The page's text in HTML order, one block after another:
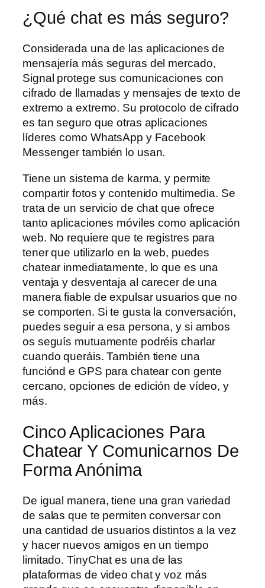
¿Qué chat es más seguro?
Considerada una de las aplicaciones de
mensajería más seguras del mercado,
Signal protege sus comunicaciones con
cifrado de llamadas y mensajes de texto de
extremo a extremo. Su protocolo de cifrado
es tan seguro que otras aplicaciones
líderes como WhatsApp y Facebook
Messenger también lo usan.
Tiene un sistema de karma, y permite
compartir fotos y contenido multimedia. Se
trata de un servicio de chat que ofrece
tanto aplicaciones móviles como aplicación
web. No requiere que te registres para
tener que utilizarlo en la web, puedes
chatear inmediatamente, lo que es una
ventaja y desventaja al carecer de una
manera fiable de expulsar usuarios que no
se comporten. Si te gusta la conversación,
puedes seguir a esa persona, y si ambos
os seguís mutuamente podréis charlar
cuando queráis. También tiene una
funciónd e GPS para chatear con gente
cercano, opciones de edición de vídeo, y
más.
Cinco Aplicaciones Para
Chatear Y Comunicarnos De
Forma Anónima
De igual manera, tiene una gran variedad
de salas que te permiten conversar con
una cantidad de usuarios distintos a la vez
y hacer nuevos amigos en un tiempo
limitado. TinyChat es una de las
plataformas de video chat y voz más